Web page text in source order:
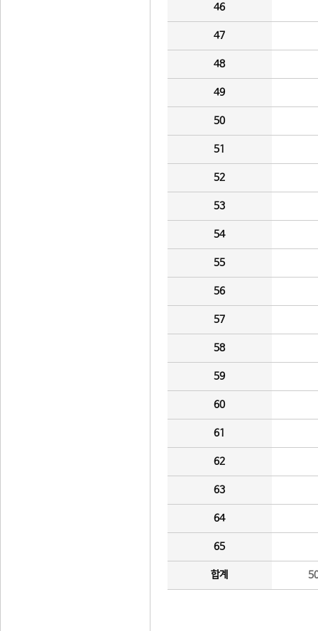
46
47
48
49
50
51
52
53
54
55
56
57
58
59
60
61
62
63
64
65
합계